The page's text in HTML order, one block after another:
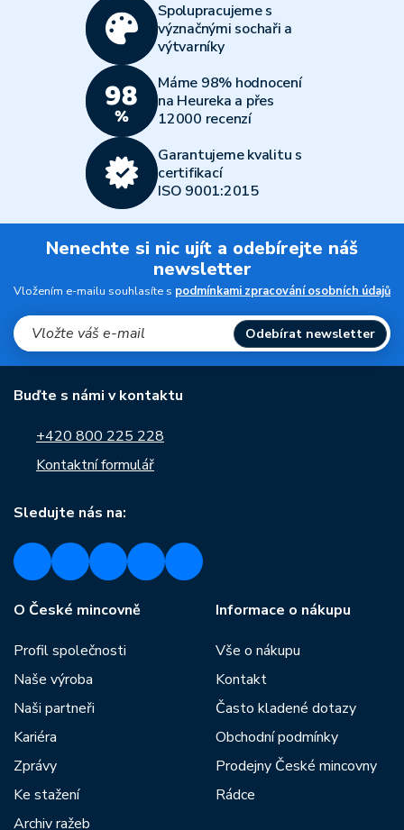
Spolupracujeme s
význačnými sochaři a
výtvarníky
Máme 98% hodnocení
na Heureka a přes
12000 recenzí
Garantujeme kvalitu s
certifikací
ISO 9001:2015
Nenechte si nic ujít a odebírejte náš
newsletter
Vložením e-mailu souhlasíte s podmínkami zpracování osobních údajů
Odebírat newsletter
Buďte s námi v kontaktu
+420 800 225 228
Kontaktní formulář
Sledujte nás na:
O České mincovně
Profil společnosti
Naše výroba
Naši partneři
Kariéra
Zprávy
Ke stažení
Archiv ražeb
Informace o nákupu
Vše o nákupu
Kontakt
Často kladené dotazy
Obchodní podmínky
Prodejny České mincovny
Rádce